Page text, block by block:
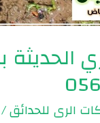
الحديثة
الرى للحدائق/